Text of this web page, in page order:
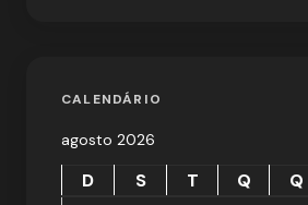
CALENDÁRIO
agosto 2026
D S T Q Q